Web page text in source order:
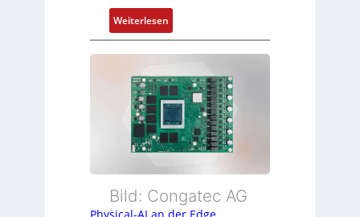
d
b
e
r
w
a
u
m
e
h
L
e
i
s
t
n
g
Weiterlesen:
F
l
x
i
b
l
e
E
h
Bild: Congatec AG